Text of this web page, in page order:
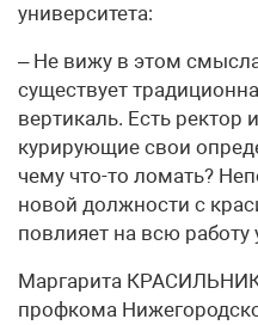
университета:
– Не вижу в этом
существует
вертикаль. Есть ректор
курирующие свои
чему что-то ломать?
новой должности с
повлияет на всю работу
Маргарита
профкома